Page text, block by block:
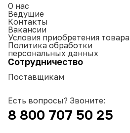
О нас
Ведущие
Контакты
Вакансии
Условия приобретения товара
Политика обработки
персональных данных
Сотрудничество
Поставщикам
Есть вопросы? Звоните:
8 800 707 50 25